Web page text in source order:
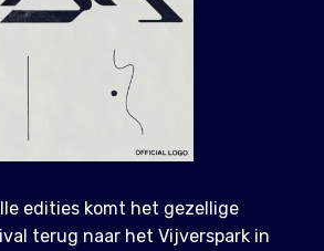
edities komt het gezellige
terug naar het Vijverspark in